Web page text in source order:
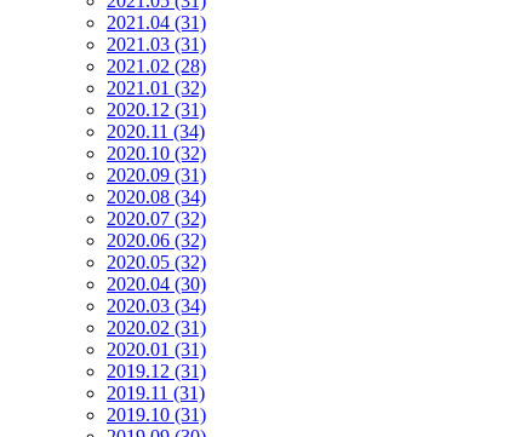
2021.04 (31)
2021.03 (31)
2021.02 (28)
2021.01 (32)
2020.12 (31)
2020.11 (34)
2020.10 (32)
2020.09 (31)
2020.08 (34)
2020.07 (32)
2020.06 (32)
2020.05 (32)
2020.04 (30)
2020.03 (34)
2020.02 (31)
2020.01 (31)
2019.12 (31)
2019.11 (31)
2019.10 (31)